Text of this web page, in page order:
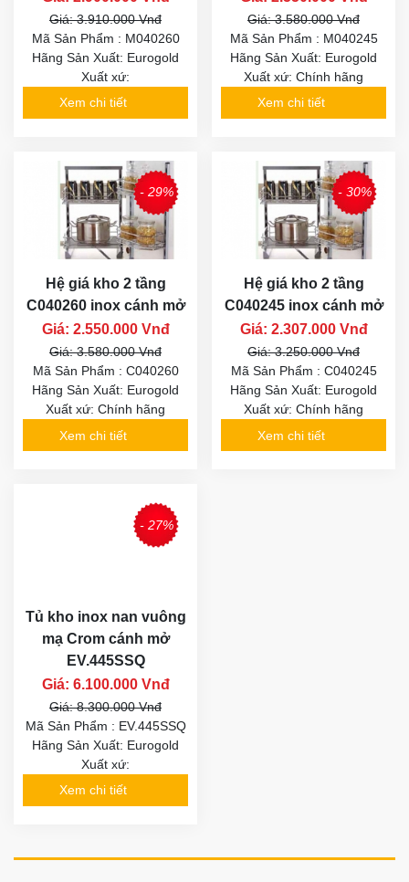
Giá: 3.910.000 Vnđ
Mã Sản Phẩm : M040260
Hãng Sản Xuất: Eurogold
Xuất xứ:
Xem chi tiết
Giá: 3.580.000 Vnđ
Mã Sản Phẩm : M040245
Hãng Sản Xuất: Eurogold
Xuất xứ: Chính hãng
Xem chi tiết
- 29%
Hệ giá kho 2 tầng
C040260 inox cánh mở
Giá: 2.550.000 Vnđ
Giá: 3.580.000 Vnđ
Mã Sản Phẩm : C040260
Hãng Sản Xuất: Eurogold
Xuất xứ: Chính hãng
Xem chi tiết
- 30%
Hệ giá kho 2 tầng
C040245 inox cánh mở
Giá: 2.307.000 Vnđ
Giá: 3.250.000 Vnđ
Mã Sản Phẩm : C040245
Hãng Sản Xuất: Eurogold
Xuất xứ: Chính hãng
Xem chi tiết
- 27%
Tủ kho inox nan vuông
mạ Crom cánh mở
EV.445SSQ
Giá: 6.100.000 Vnđ
Giá: 8.300.000 Vnđ
Mã Sản Phẩm : EV.445SSQ
Hãng Sản Xuất: Eurogold
Xuất xứ:
Xem chi tiết